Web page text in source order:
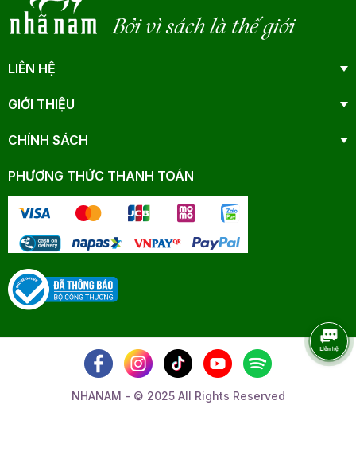
Bởi vì sách là thế giới
LIÊN HỆ
GIỚI THIỆU
CHÍNH SÁCH
PHƯƠNG THỨC THANH TOÁN
NHANAM - © 2025 All Rights Reserved